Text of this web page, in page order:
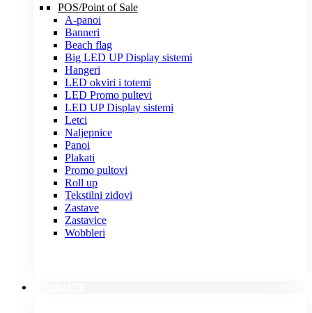
POS/Point of Sale
A-panoi
Banneri
Beach flag
Big LED UP Display sistemi
Hangeri
LED okviri i totemi
LED Promo pultevi
LED UP Display sistemi
Letci
Naljepnice
Panoi
Plakati
Promo pultovi
Roll up
Tekstilni zidovi
Zastave
Zastavice
Wobbleri